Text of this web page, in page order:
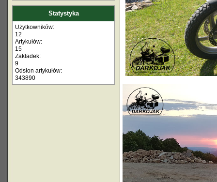
Statystyka
Użytkowników:
12
Artykułów:
15
Zakładek:
9
Odsłon artykułów:
343890